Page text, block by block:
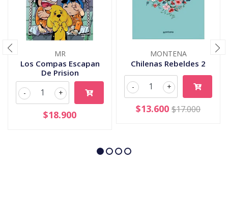
MR
Los Compas Escapan
De Prision
+
-
$18.900
MONTENA
Chilenas Rebeldes 2
+
-
$13.600 $17.000